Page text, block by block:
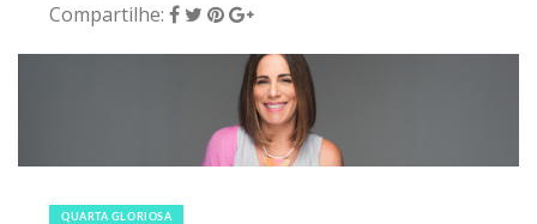
Compartilhe:
QUARTA GLORIOSA